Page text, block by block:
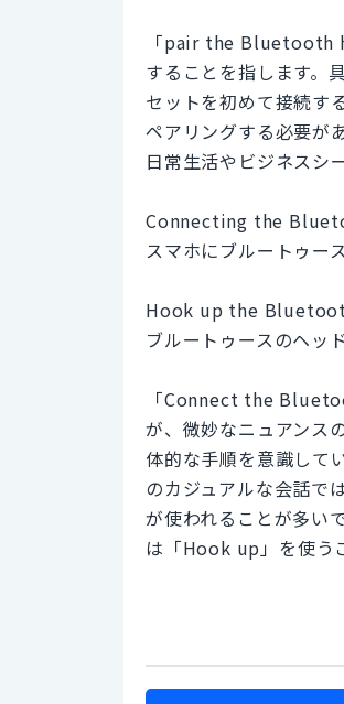
「pair the Bluetooth
することを指します。
セットを初めて接続す
ペアリングする必要が
日常生活やビジネスシ
Connecting the
スマホにブルートゥー
Hook up the
ブルートゥースのヘッ
「Connect the
が、微妙なニュアンス
体的な手順を意識して
のカジュアルな会話で
が使われることが多い
は「Hook up」を使う